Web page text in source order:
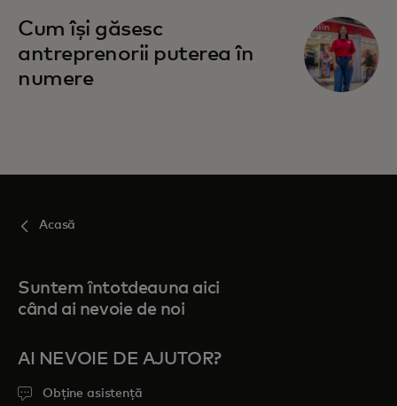
Cum își găsesc
antreprenorii puterea în
numere
Acasă
Suntem întotdeauna aici
când ai nevoie de noi
AI NEVOIE DE AJUTOR?
Obține asistență